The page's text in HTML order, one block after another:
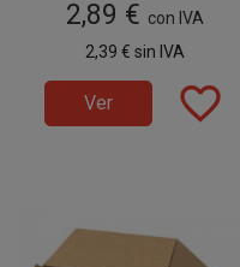
40 x 40 cm, suaves y
Catering, Bares, Fiestas,
Restaurantes, etc.
paquetes de 50 unidades.
2,89 € con IVA
2,39 € sin IVA
Ver favorite_border